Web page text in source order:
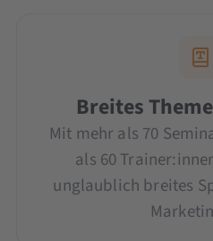
Breites
Mit mehr als 70
als 60
unglaublich breites